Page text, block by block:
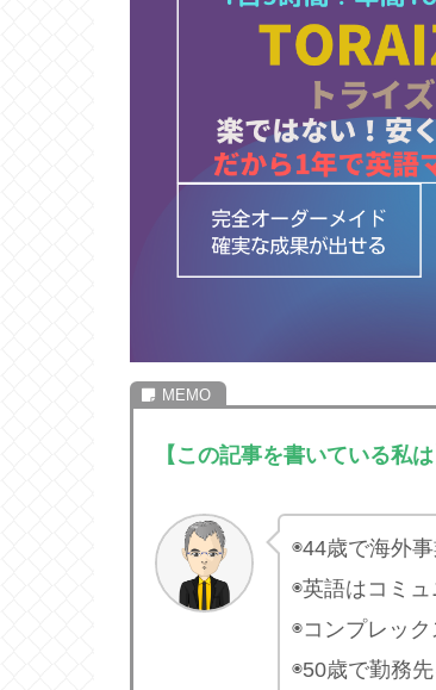
【この記事を書いている私は
◉44歳で海外
◉英語はコミ
◉コンプレッ
◉50歳で勤務